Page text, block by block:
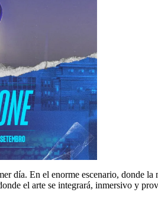
día. En el enorme escenario, donde la
el arte se integrará, inmersivo y